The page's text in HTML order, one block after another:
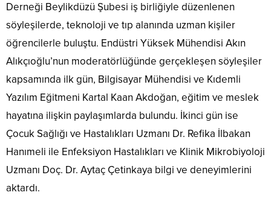
Derneği Beylikdüzü Şubesi iş birliğiyle düzenlenen
söyleşilerde, teknoloji ve tıp alanında uzman kişiler
öğrencilerle buluştu. Endüstri Yüksek Mühendisi Akın
Alıkçıoğlu’nun moderatörlüğünde gerçekleşen söyleşiler
kapsamında ilk gün, Bilgisayar Mühendisi ve Kıdemli
Yazılım Eğitmeni Kartal Kaan Akdoğan, eğitim ve meslek
hayatına ilişkin paylaşımlarda bulundu. İkinci gün ise
Çocuk Sağlığı ve Hastalıkları Uzmanı Dr. Refika İlbakan
Hanımeli ile Enfeksiyon Hastalıkları ve Klinik Mikrobiyoloji
Uzmanı Doç. Dr. Aytaç Çetinkaya bilgi ve deneyimlerini
aktardı.